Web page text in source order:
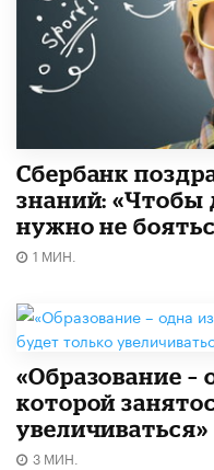
Сбербанк
знаний: «Чтобы
нужно не
1 МИН.
«Образование –
которой
увеличиваться»
3 МИН.